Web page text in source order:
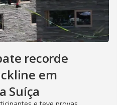
recorde
em
Suíça